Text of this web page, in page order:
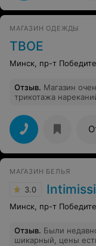
персонал!!!
МАГАЗИН ОДЕЖДЫ
ТВОЕ
Минск, пр-т
Отзыв. Магазин
трикотажа
МАГАЗИН БЕЛЬЯ
3.0
Минск, пр-т
Отзыв. Были
шикарный, цены